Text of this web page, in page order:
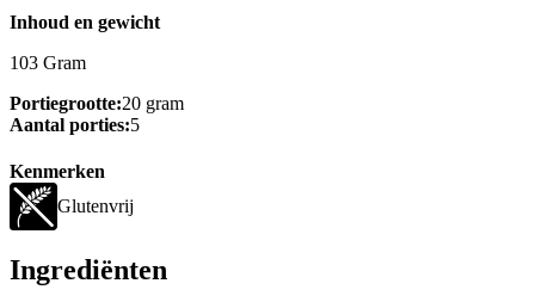
Inhoud en gewicht
103 Gram
Portiegrootte:20 gram
Aantal porties:5
Kenmerken
Glutenvrij
Ingrediënten